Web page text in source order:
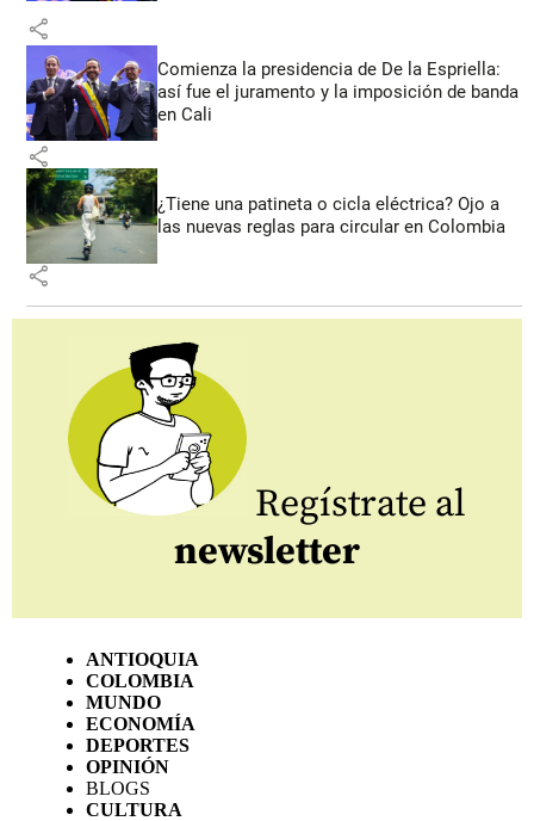
share
Comienza la presidencia de De la Espriella:
así fue el juramento y la imposición de banda
en Cali
share
¿Tiene una patineta o cicla eléctrica? Ojo a
las nuevas reglas para circular en Colombia
share
Regístrate al
newsletter
ANTIOQUIA
COLOMBIA
MUNDO
ECONOMÍA
DEPORTES
OPINIÓN
BLOGS
CULTURA